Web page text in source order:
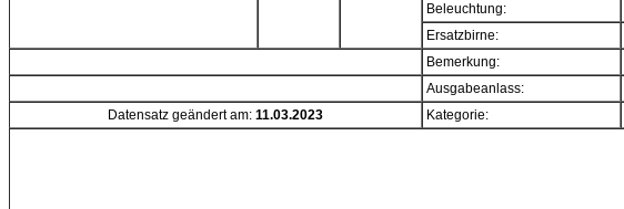
Beleuchtung:
Ersatzbirne:
Bemerkung:
Ausgabeanlass:
Datensatz geändert am: 11.03.2023 Kategorie: